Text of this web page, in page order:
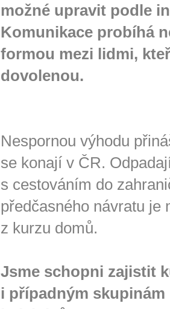
možné upravit podle
Komunikace probíhá
formou mezi lidmi,
dovolenou.
Nespornou výhodu
se konají v ČR.
s cestováním do
předčasného návratu je
z kurzu domů.
Jsme schopni zajistit
i případným